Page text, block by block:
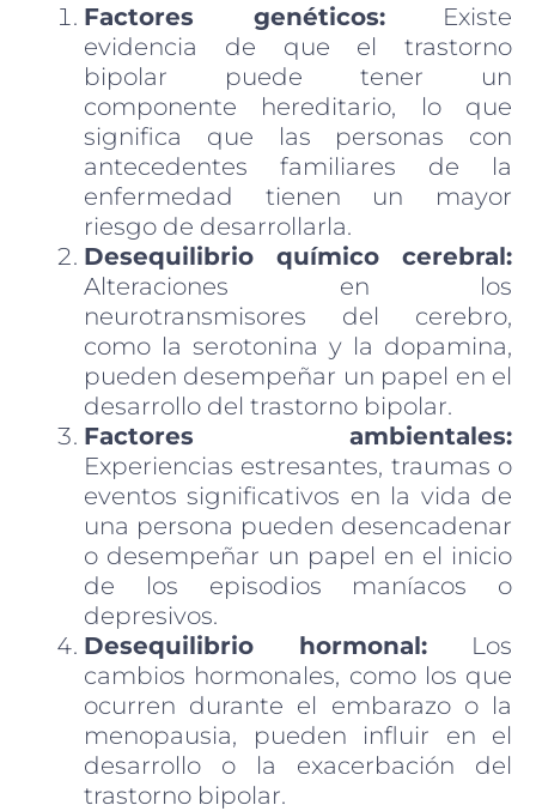
Factores genéticos:Existe
evidencia de que el trastorno
bipolar puede tener un
componente hereditario, lo que
significa que las personas con
antecedentes familiares de la
enfermedad tienen un mayor
riesgo de desarrollarla.
Desequilibrio químico cerebral:
Alteraciones en los
neurotransmisores del cerebro,
como la serotonina y la dopamina,
pueden desempeñar un papel en el
desarrollo del trastorno bipolar.
Factores ambientales:
Experiencias estresantes, traumas o
eventos significativos en la vida de
una persona pueden desencadenar
o desempeñar un papel en el inicio
de los episodios maníacos o
depresivos.
Desequilibrio hormonal: Los
cambios hormonales, como los que
ocurren durante el embarazo o la
menopausia, pueden influir en el
desarrollo o la exacerbación del
trastorno bipolar.